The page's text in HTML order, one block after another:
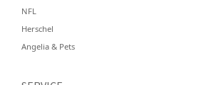
NFL
Herschel
Angelia & Pets